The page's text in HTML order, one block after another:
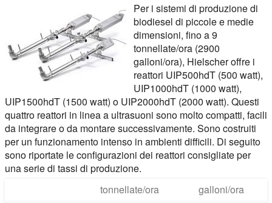
Per i sistemi di produzione di
biodiesel di piccole e medie
dimensioni, fino a 9
tonnellate/ora (2900
galloni/ora), Hielscher offre i
reattori UIP500hdT (500 watt),
UIP1000hdT (1000 watt),
UIP1500hdT (1500 watt) o UIP2000hdT (2000 watt). Questi
quattro reattori in linea a ultrasuoni sono molto compatti, facili
da integrare o da montare successivamente. Sono costruiti
per un funzionamento intenso in ambienti difficili. Di seguito
sono riportate le configurazioni dei reattori consigliate per
una serie di tassi di produzione.
tonnellate/ora
galloni/ora